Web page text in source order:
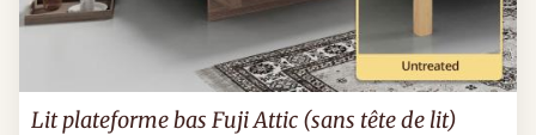
Lit plateforme bas Fuji Attic (sans tête de lit)